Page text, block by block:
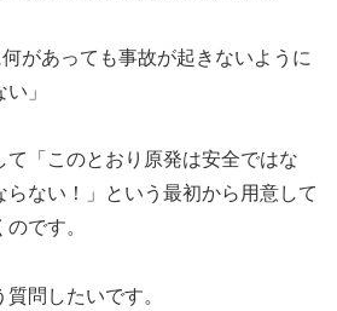
何があっても事故が起きないように
」
て「このとおり原発は安全ではな
らない！」という最初から用意して
です。
問したいです。